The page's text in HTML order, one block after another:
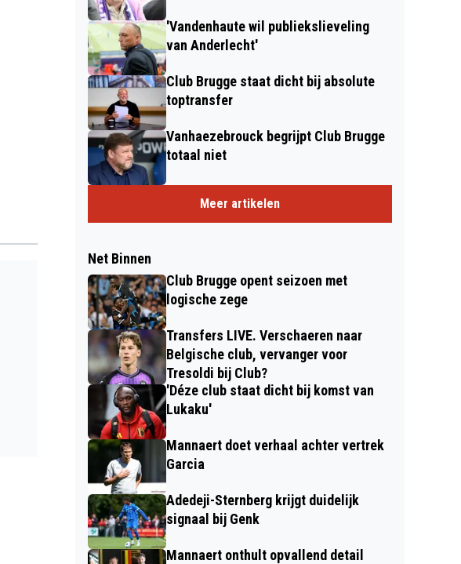
'Vandenhaute wil publiekslieveling
van Anderlecht'
Club Brugge staat dicht bij absolute
toptransfer
Vanhaezebrouck begrijpt Club Brugge
totaal niet
Meer artikelen
Net Binnen
Club Brugge opent seizoen met
logische zege
Transfers LIVE. Verschaeren naar
Belgische club, vervanger voor
Tresoldi bij Club?
'Déze club staat dicht bij komst van
Lukaku'
Mannaert doet verhaal achter vertrek
Garcia
Adedeji-Sternberg krijgt duidelijk
signaal bij Genk
Mannaert onthult opvallend detail